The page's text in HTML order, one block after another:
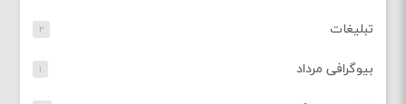
تبلیغات ۲
بیوگرافی مرداد ۱